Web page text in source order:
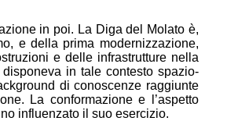
in poi. La Diga del Molato è,
e della prima modernizzazione,
e delle infrastrutture nella
in tale contesto spazio-
di conoscenze raggiunte
La conformazione e l’aspetto
influenzato il suo esercizio.